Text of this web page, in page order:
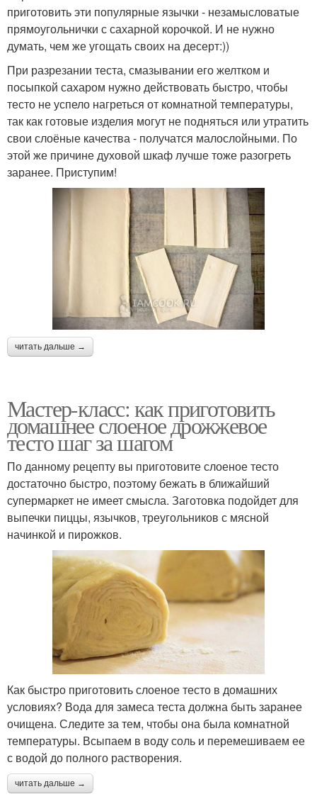
приготовить эти популярные язычки - незамысловатые
прямоугольнички с сахарной корочкой. И не нужно
думать, чем же угощать своих на десерт:))
При разрезании теста, смазывании его желтком и
посыпкой сахаром нужно действовать быстро, чтобы
тесто не успело нагреться от комнатной температуры,
так как готовые изделия могут не подняться или утратить
свои слоёные качества - получатся малослойными. По
этой же причине духовой шкаф лучше тоже разогреть
заранее. Приступим!
читать дальше →
Мастер-класс: как приготовить
домашнее слоеное дрожжевое
тесто шаг за шагом
По данному рецепту вы приготовите слоеное тесто
достаточно быстро, поэтому бежать в ближайший
супермаркет не имеет смысла. Заготовка подойдет для
выпечки пиццы, язычков, треугольников с мясной
начинкой и пирожков.
Как быстро приготовить слоеное тесто в домашних
условиях? Вода для замеса теста должна быть заранее
очищена. Следите за тем, чтобы она была комнатной
температуры. Всыпаем в воду соль и перемешиваем ее
с водой до полного растворения.
читать дальше →